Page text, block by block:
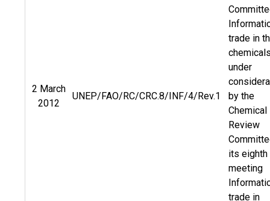
2 March
2012
UNEP/FAO/RC/CRC.8/INF/4/Rev.1
trade in
under
by the
Chemical
Review
its eighth
meeting
trade in